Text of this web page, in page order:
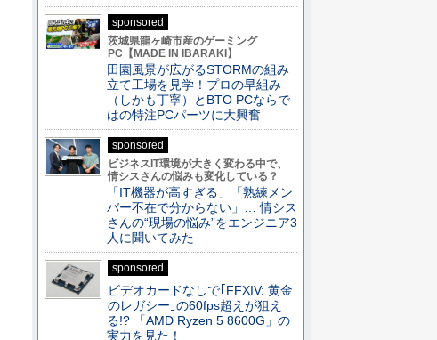
sponsored
茨城県龍ヶ崎市産のゲーミング
PC【MADE IN IBARAKI】
田園風景が広がるSTORMの組み
立て工場を見学！プロの早組み
（しかも丁寧）とBTO PCならで
はの特注PCパーツに大興奮
sponsored
ビジネスIT環境が大きく変わる中で、
情シスさんの悩みも変化している？
「IT機器が高すぎる」「熟練メン
バー不在で分からない」… 情シス
さんの“現場の悩み”をエンジニア3
人に聞いてみた
sponsored
ビデオカードなしで｢FFXIV: 黄金
のレガシー｣の60fps超えが狙え
る!? 「AMD Ryzen 5 8600G」の
実力を見た！